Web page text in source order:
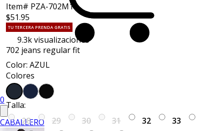
0
CABALLERO
Item# PZA-702M10
$51.95
TU TERCERA PRENDA GRATIS
9.3kvisualizaciones
702 jeans regular fit
Color: AZUL
Colores
Talla:
28
29 30 31 32
33